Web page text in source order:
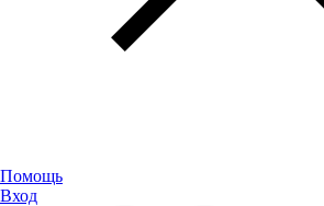
Помощь
Вход